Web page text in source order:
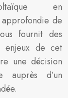
en
approfondie de
fournit des
enjeux de cet
une décision
auprès d’un